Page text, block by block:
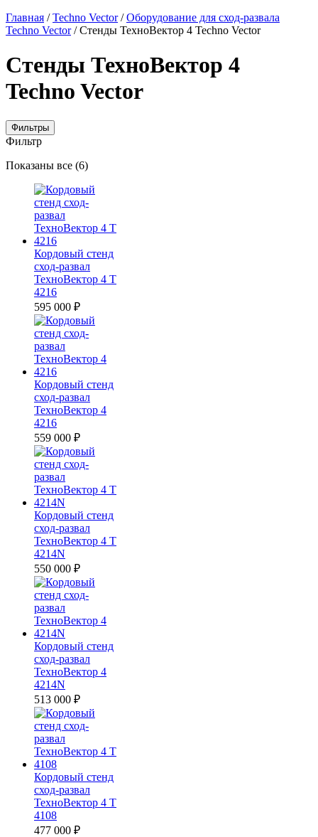
Главная /Techno Vector/Оборудование для сход-развала
Techno Vector/ Стенды ТехноВектор 4 Techno Vector
Стенды ТехноВектор 4
Techno Vector
Фильтры
Фильтр
Показаны все (6)Цены:
убыванию
Кордовый стенд
сход-развал
ТехноВектор 4 T
4216
595 000 ₽
Кордовый стенд
сход-развал
ТехноВектор 4
4216
559 000 ₽
Кордовый стенд
сход-развал
ТехноВектор 4 T
4214N
550 000 ₽
Кордовый стенд
сход-развал
ТехноВектор 4
4214N
513 000 ₽
Кордовый стенд
сход-развал
ТехноВектор 4 T
4108
477 000 ₽